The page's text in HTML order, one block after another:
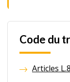
Code du
Articles